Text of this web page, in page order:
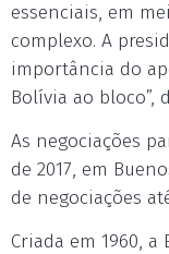
essenciais, em
complexo. A
importância do
Bolívia ao
As negociações
de 2017, em
de negociações
Criada em 1960, a